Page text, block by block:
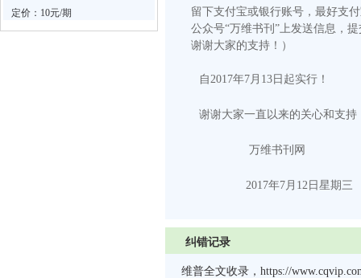
定价：10元/期
留下支付宝或银行账号，最好支
公众号“万维书刊”上发送信息，
谢谢大家的支持！）
自2017年7月13日起实行！
谢谢大家一直以来的关心和支持
万维书刊网
2017年7月 12 日 星期三
纠错记录
维普全文收录，https://